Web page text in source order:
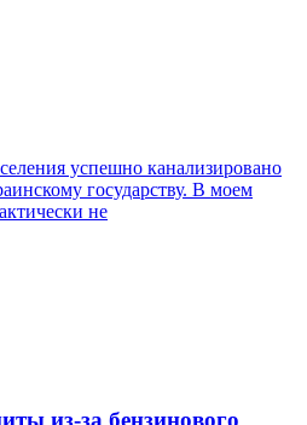
успешно канализировано
государству. В моем
не
из-за бензинового